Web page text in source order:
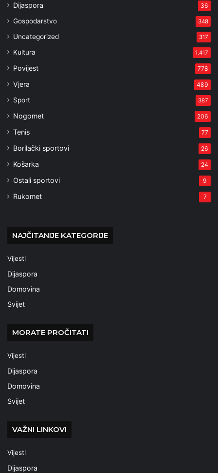
Dijaspora 36
Gospodarstvo 348
Uncategorized 317
Kultura 1.417
Povijest 778
Vjera 489
Sport 387
Nogomet 206
Tenis 77
Borilački sportovi 26
Košarka 24
Ostali sportovi 9
Rukomet 7
NAJČITANIJE KATEGORIJE
Vijesti
Dijaspora
Domovina
Svijet
MORATE PROČITATI
Vijesti
Dijaspora
Domovina
Svijet
VAŽNI LINKOVI
Vijesti
Dijaspora